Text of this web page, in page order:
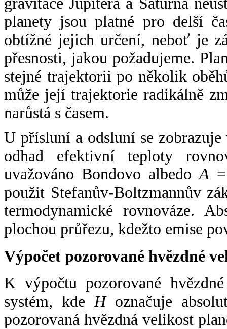
planety jsou platné pro delší
obtížné jejich určení, neboť je
přesnosti, jakou požadujeme.
stejné trajektorii po několik
může její trajektorie radikálně
narůstá s časem.
U přísluní a odsluní se
odhad efektivní teploty
uvažováno Bondovo albedoA
použit Stefanův-Boltzmannův
termodynamické rovnováze.
plochou průřezu, kdežto emise
Výpočet pozorované hvězdné
K výpočtu pozorované
systém, kde Hoznačuje
pozorovaná hvězdná velikost